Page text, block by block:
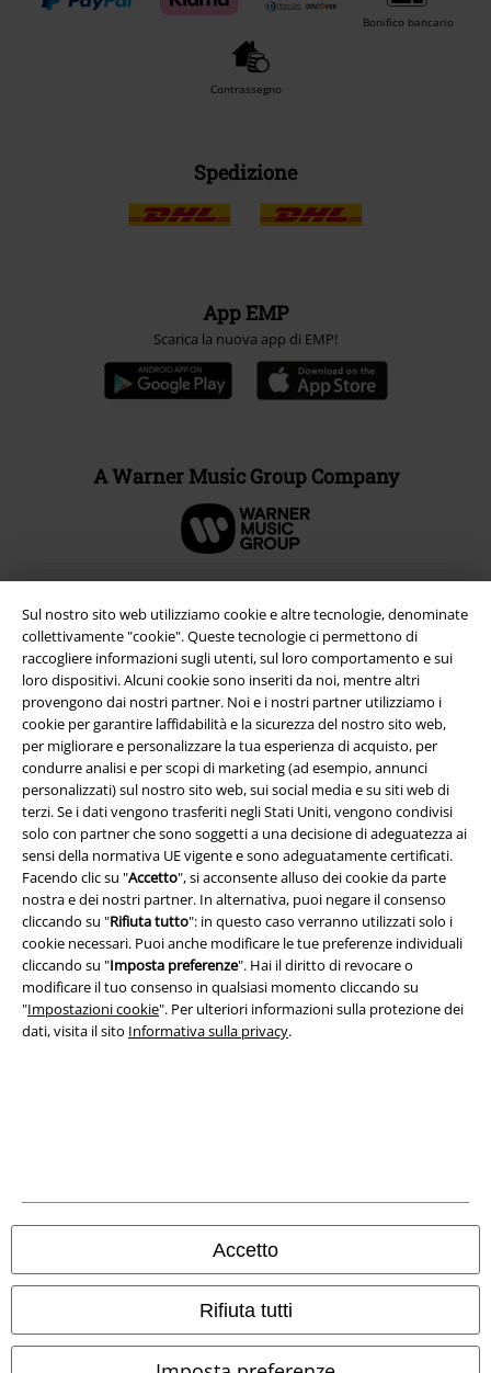
Sul nostro sito web utilizziamo cookie e altre tecnologie, denominate
collettivamente "cookie". Queste tecnologie ci permettono di
raccogliere informazioni sugli utenti, sul loro comportamento e sui
loro dispositivi. Alcuni cookie sono inseriti da noi, mentre altri
provengono dai nostri partner. Noi e i nostri partner utilizziamo i
cookie per garantire laffidabilità e la sicurezza del nostro sito web,
per migliorare e personalizzare la tua esperienza di acquisto, per
condurre analisi e per scopi di marketing (ad esempio, annunci
personalizzati) sul nostro sito web, sui social media e su siti web di
terzi. Se i dati vengono trasferiti negli Stati Uniti, vengono condivisi
solo con partner che sono soggetti a una decisione di adeguatezza ai
sensi della normativa UE vigente e sono adeguatamente certificati.
Facendo clic su "Accetto", si acconsente alluso dei cookie da parte
nostra e dei nostri partner. In alternativa, puoi negare il consenso
cliccando su "Rifiuta tutto": in questo caso verranno utilizzati solo i
cookie necessari. Puoi anche modificare le tue preferenze individuali
cliccando su "Imposta preferenze". Hai il diritto di revocare o
modificare il tuo consenso in qualsiasi momento cliccando su
"Impostazioni cookie". Per ulteriori informazioni sulla protezione dei
dati, visita il sito Informativa sulla privacy.
Accetto
Rifiuta tutti
Bonifico bancario
Contrassegno
Spedizione
App EMP
Scarica la nuova app di EMP!
A Warner Music Group Company
Info legali
Termini & Condizioni
Redazione
Legge sulla Privacy
Smaltimento rifiuti e protezione dell’ambiente
Dichiarazione di Conformità
I prezzi sono IVA compresa. Spese ditrasporto escluse
© 1986-2026 EMP Mailorder Italia S.r.l.